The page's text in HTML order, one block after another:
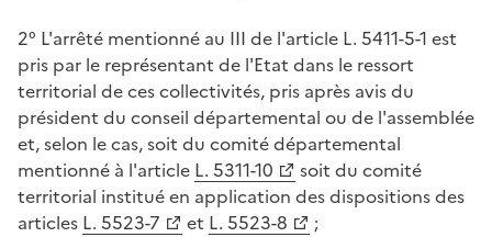
2° L'arrêté mentionné au III de l'article L. 5411-5-1 est
pris par le représentant de l'Etat dans le ressort
territorial de ces collectivités, pris après avis du
président du conseil départemental ou de l'assemblée
et, selon le cas, soit du comité départemental
mentionné à l'article L. 5311-10
soit du comité
territorial institué en application des dispositions des
articles L. 5523-7 et L. 5523-8
;